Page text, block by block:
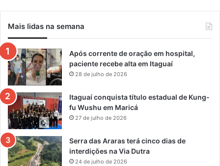
Mais lidas na semana
Após corrente de oração em hospital,
paciente recebe alta em Itaguaí
28 de julho de 2026
Itaguaí conquista título estadual de Kung-
fu Wushu em Maricá
27 de julho de 2026
Serra das Araras terá cinco dias de
interdições na Via Dutra
24 de julho de 2026